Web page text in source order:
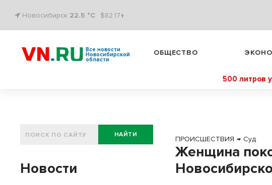
Новосибирск 22.5 °C $82.17↑
Все новости
Новосибирской
области
ОБЩЕСТВО
500 литров
ПРОИСШЕСТВИЯ → Суд
Женщина
НАЙТИ
Новости